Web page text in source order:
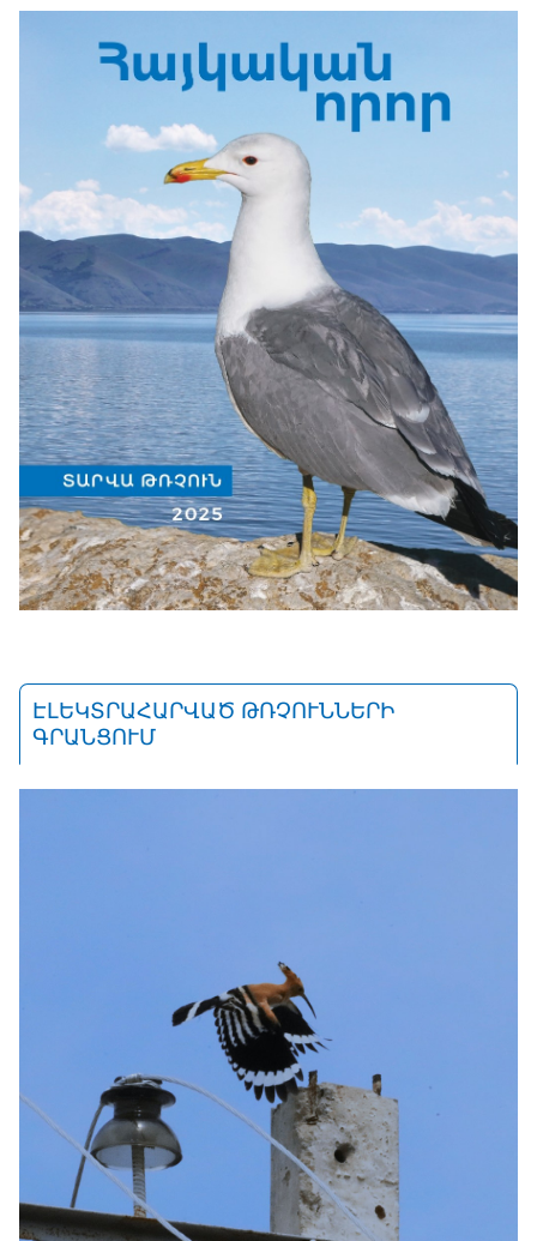
ԷԼԵԿՏՐԱՀԱՐՎԱԾ ԹՌՉՈՒՆՆԵՐԻ
ԳՐԱՆՑՈՒՄ